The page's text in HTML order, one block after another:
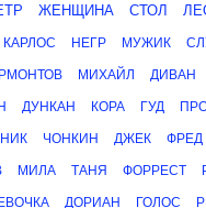
ЖЕНЩИНА СТОЛ
КАРЛОС НЕГР МУЖИК
МИХАЙЛ ДИВАН
ДУНКАН КОРА ГУД
ЧОНКИН ДЖЕК ФРЕД
МИЛА ТАНЯ ФОРРЕСТ
ДОРИАН ГОЛОС